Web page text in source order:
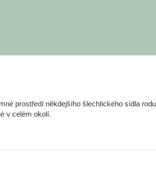
prostředí někdejšího šlechtického sídla
v celém okolí.